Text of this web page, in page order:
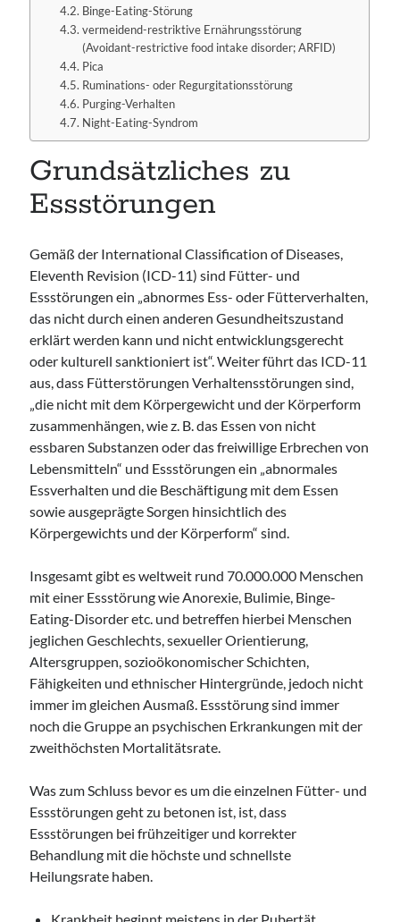
Binge-Eating-Störung
vermeidend-restriktive Ernährungsstörung
(Avoidant-restrictive food intake disorder; ARFID)
Pica
Ruminations- oder Regurgitationsstörung
Purging-Verhalten
Night-Eating-Syndrom
Grundsätzliches zu
Essstörungen
Gemäß der International Classification of Diseases,
Eleventh Revision (ICD-11) sind Fütter- und
Essstörungen ein „abnormes Ess- oder Fütterverhalten,
das nicht durch einen anderen Gesundheitszustand
erklärt werden kann und nicht entwicklungsgerecht
oder kulturell sanktioniert ist“. Weiter führt das ICD-11
aus, dass Fütterstörungen Verhaltensstörungen sind,
„die nicht mit dem Körpergewicht und der Körperform
zusammenhängen, wie z. B. das Essen von nicht
essbaren Substanzen oder das freiwillige Erbrechen von
Lebensmitteln“ und Essstörungen ein „abnormales
Essverhalten und die Beschäftigung mit dem Essen
sowie ausgeprägte Sorgen hinsichtlich des
Körpergewichts und der Körperform“ sind.
Insgesamt gibt es weltweit rund 70.000.000 Menschen
mit einer Essstörung wie Anorexie, Bulimie, Binge-
Eating-Disorder etc. und betreffen hierbei Menschen
jeglichen Geschlechts, sexueller Orientierung,
Altersgruppen, sozioökonomischer Schichten,
Fähigkeiten und ethnischer Hintergründe, jedoch nicht
immer im gleichen Ausmaß. Essstörung sind immer
noch die Gruppe an psychischen Erkrankungen mit der
zweithöchsten Mortalitätsrate.
Was zum Schluss bevor es um die einzelnen Fütter- und
Essstörungen geht zu betonen ist, ist, dass
Essstörungen bei frühzeitiger und korrekter
Behandlung mit die höchste und schnellste
Heilungsrate haben.